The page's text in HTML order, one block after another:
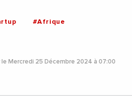
#Afrique
le Mercredi 25 Décembre 2024 à 07:00